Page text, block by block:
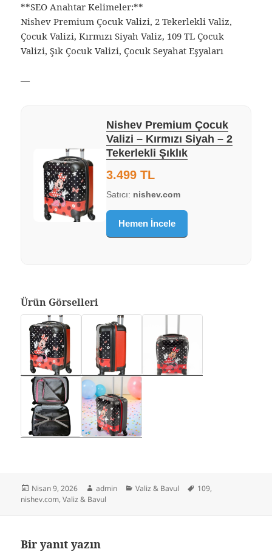
**SEO Anahtar Kelimeler:**
Nishev Premium Çocuk Valizi, 2 Tekerlekli Valiz,
Çocuk Valizi, Kırmızı Siyah Valiz, 109 TL Çocuk
Valizi, Şık Çocuk Valizi, Çocuk Seyahat Eşyaları
—
Nishev Premium Çocuk
Valizi – Kırmızı Siyah – 2
Tekerlekli Şıklık
3.499 TL
Satıcı: nishev.com
Hemen İncele
Ürün Görselleri
Yayın
tarihi
Nisan 9, 2026 Yazar
admin Kategoriler
Valiz & Bavul Etiketler
109,
nishev.com,Valiz & Bavul
Bir yanıt yazın